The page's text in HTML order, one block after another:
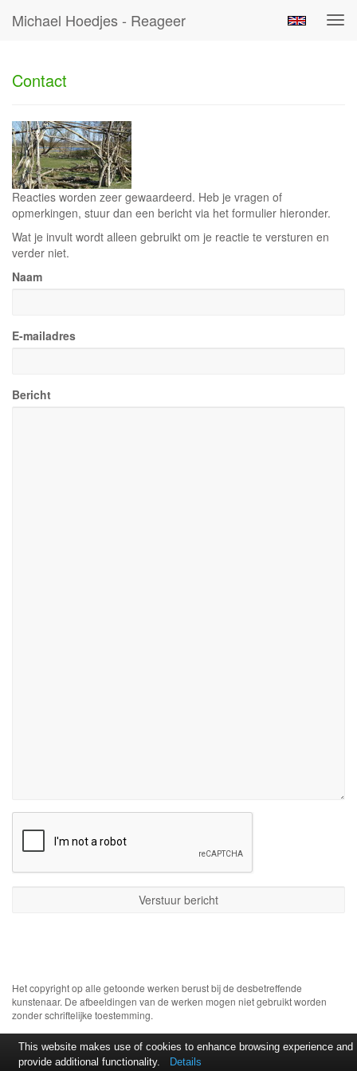
Michael Hoedjes - Reageer
Contact
Reacties worden zeer gewaardeerd. Heb je vragen of
opmerkingen, stuur dan een bericht via het formulier hieronder.
Wat je invult wordt alleen gebruikt om je reactie te versturen en
verder niet.
Naam
E-mailadres
Bericht
Het copyright op alle getoonde werken berust bij de desbetreffende
kunstenaar. De afbeeldingen van de werken mogen niet gebruikt worden
zonder schriftelijke toestemming.
This website makes use of cookies to enhance browsing experience and
provide additional functionality.
Details